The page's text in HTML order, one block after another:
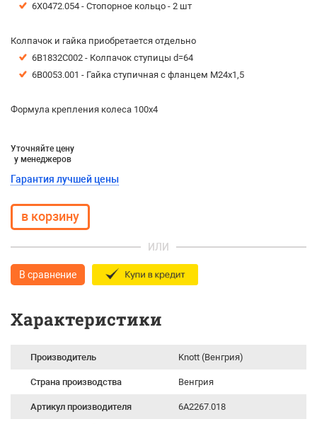
6X0472.054 - Стопорное кольцо - 2 шт
Колпачок и гайка приобретается отдельно
6B1832C002 - Колпачок ступицы d=64
6B0053.001 - Гайка ступичная с фланцем М24х1,5
Формула крепления колеса 100х4
Уточняйте цену
у менеджеров
Гарантия лучшей цены
ИЛИ
В сравнение
Характеристики
Производитель Knott (Венгрия)
Страна производства Венгрия
Артикул производителя 6A2267.018